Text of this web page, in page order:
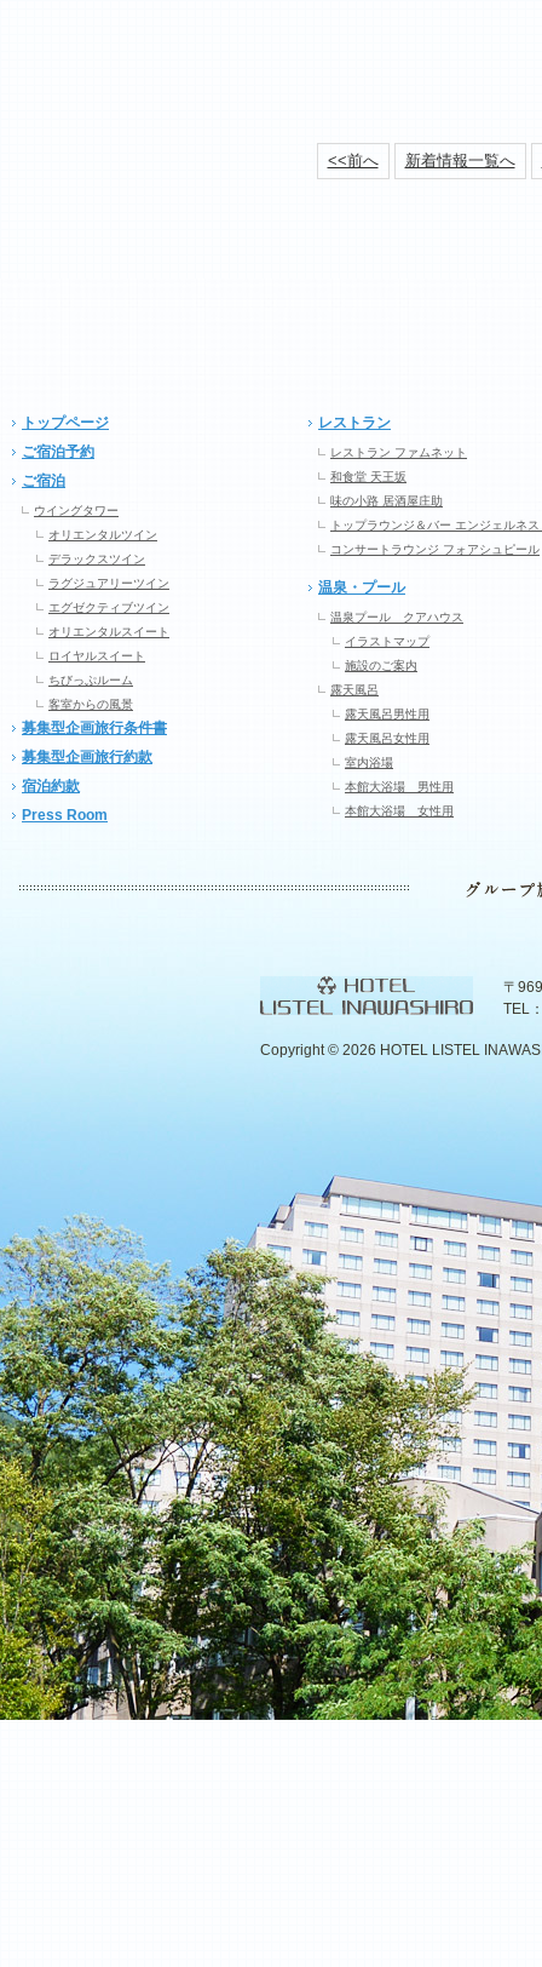
<<前へ 新着情報一覧へ
トップページ
ご宿泊予約
ご宿泊
ウイングタワー
オリエンタルツイン
デラックスツイン
ラグジュアリーツイン
エグゼクティブツイン
オリエンタルスイート
ロイヤルスイート
ちびっぷルーム
客室からの風景
募集型企画旅行条件書
募集型企画旅行約款
宿泊約款
Press Room
レストラン
レストラン ファムネット
和食堂 天王坂
味の小路 居酒屋庄助
トップラウンジ＆バー エンジェルネス
コンサートラウンジ フォアシュピール
温泉・プール
温泉プール クアハウス
イラストマップ
施設のご案内
露天風呂
露天風呂男性用
露天風呂女性用
室内浴場
本館大浴場 男性用
本館大浴場 女性用
〒
TEL
Copyright © 2026 HOTEL LISTEL